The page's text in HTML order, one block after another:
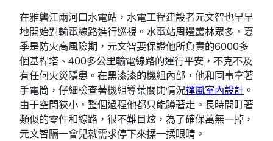
在雅礱江兩河口水電站，水電工程建設者元文智也早早
地開始對輸電線路進行巡視。水電站周邊叢林眾多，夏
季是防火高風險期，元文智要保證他所負責的6000多
個基桿塔、400多公里輸電線路的運行平安，不克不及
有任何火災隱患。在黑漆漆的機組內部，他和同事拿著
手電筒，仔細檢查著機組導葉關閉情況禪風室內設計 。
由于空間狹小，整個過程他都只能蹲著走。長時間盯著
類似的零件和線路，很不難目炫，為了確保萬無一掉，
元文智隔一會兒就需求停下來揉一揉眼睛。